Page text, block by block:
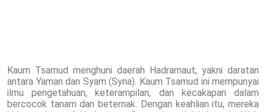
Kaum Tsamud menghuni daerah Hadramaut, yakni daratan
antara Yaman dan Syam (Syria). Kaum Tsamud ini mempunyai
ilmu pengetahuan, keterampilan, dan kecakapan dalam
bercocok tanam dan beternak. Dengan keahlian itu, mereka